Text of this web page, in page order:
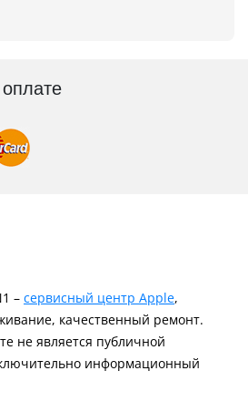
– сервисный центр Apple,
качественный ремонт.
не является публичной
информационный